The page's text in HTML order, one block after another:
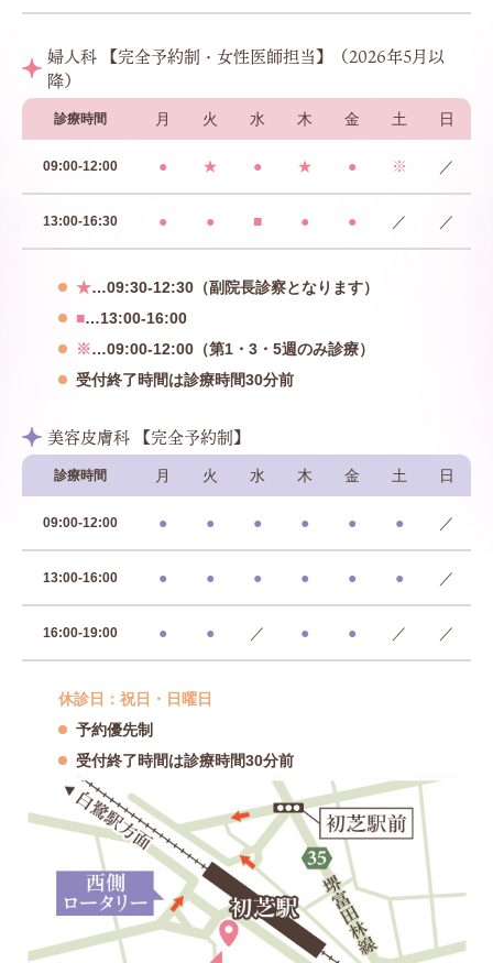
婦人科 【完全予約制・女性医師担当】（2026年5月以
降）
診療時間 月 火 水 木 金 土 日
09:00-12:00 ● ★ ● ★ ● ※ ／
13:00-16:30 ● ● ■ ● ● ／ ／
★…09:30-12:30（副院長診察となります）
■…13:00-16:00
※…09:00-12:00（第1・3・5週のみ診療）
受付終了時間は診療時間30分前
美容皮膚科 【完全予約制】
診療時間 月 火 水 木 金 土 日
09:00-12:00 ● ● ● ● ● ● ／
13:00-16:00 ● ● ● ● ● ● ／
16:00-19:00 ● ● ／ ● ● ／ ／
休診日：祝日・日曜日
予約優先制
受付終了時間は診療時間30分前